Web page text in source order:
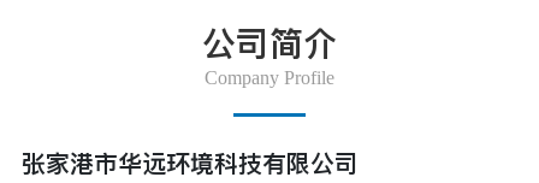
公司简介
Company Profile
张家港市华远环境科技有限公司